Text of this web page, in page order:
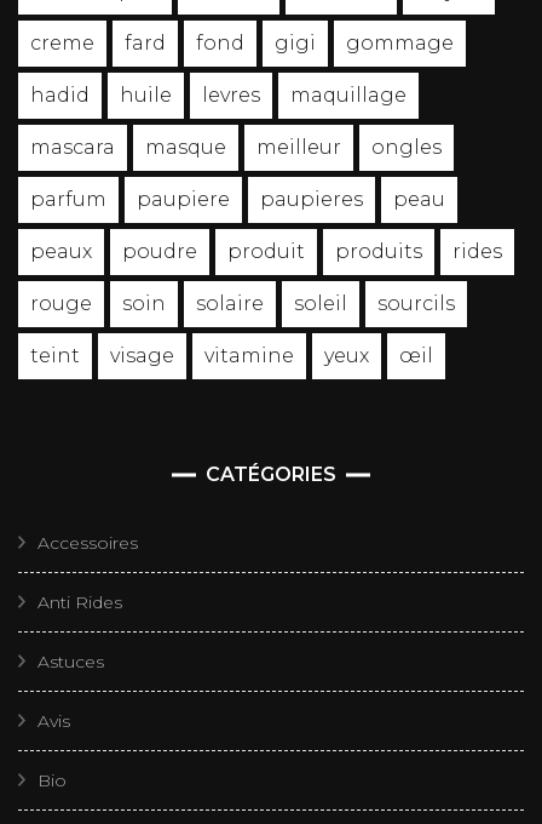
creme fard fond gigi gommage
hadid huile levres maquillage
mascara masque meilleur ongles
parfum paupiere paupieres peau
peaux poudre produit produits rides
rouge soin solaire soleil sourcils
teint visage vitamine yeux œil
CATÉGORIES
Accessoires
Anti Rides
Astuces
Avis
Bio